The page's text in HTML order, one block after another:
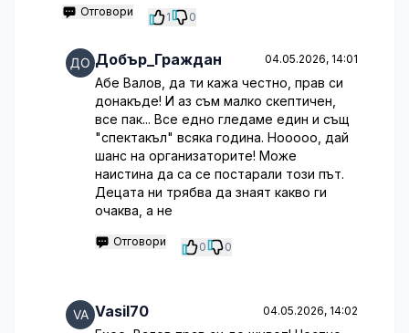
Отговори 1 0
Добър_Граждан 04.05.2026, 14:01
Абе Валов, да ти кажа честно, прав си
донакъде! И аз съм малко скептичен,
все пак... Все едно гледаме един и същ
"спектакъл" всяка година. Нооооо, дай
шанс на организаторите! Може
наистина да са се постарали този път.
Децата ни трябва да знаят какво ги
очаква, а не
Отговори 0 0
Vasil70 04.05.2026, 14:02